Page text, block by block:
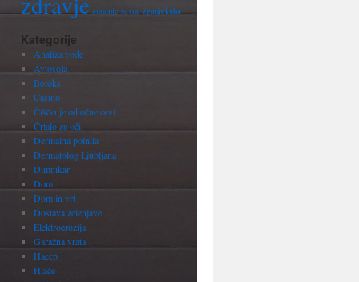
zunanje savne žganjekuha
Kategorije
Analiza vode
Avtošola
Botoks
Casino
Čiščenje odtočne cevi
Črtalo za oči
Dermalna polnila
Dermatolog Ljubljana
Dimnikar
Dom
Dom in vrt
Dostava zelenjave
Elektroerozija
Garažna vrata
Haccp
Hlače